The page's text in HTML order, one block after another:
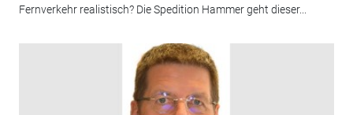
Fernverkehr realistisch? Die Spedition Hammer geht dieser...